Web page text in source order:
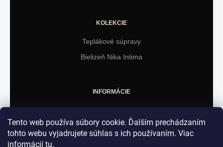
Tento web používa súbory cookie. Ďalším prechádzaním
tohto webu vyjadrujete súhlas s ich používaním. Viac
informácií tu.
KOLEKCIE
Teplákové súpravy
Bielizeň Nika Intima
INFORMÁCIE
Vrátenie tovaru